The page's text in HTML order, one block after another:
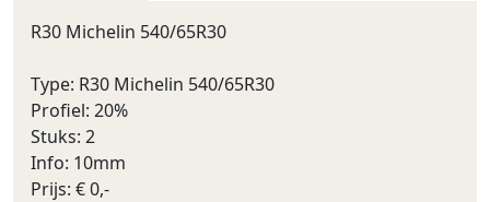
R30 Michelin 540/65R30
Type: R30 Michelin 540/65R30
Profiel: 20%
Stuks: 2
Info: 10mm
Prijs: € 0,-